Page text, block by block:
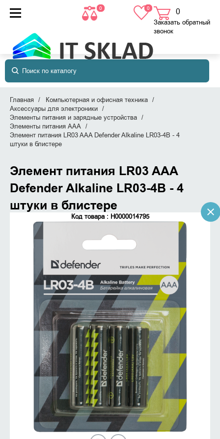
0 0 0
в корзине
Заказать обратный
звонок
Главная
Компьютерная и офисная техника
Аксессуары для электроники
Элементы питания и зарядные устройства
Элементы питания AAА
Элемент питания LR03 AAA Defender Alkaline LR03-4B - 4
штуки в блистере
Элемент питания LR03 AAA
Defender Alkaline LR03-4B - 4
штуки в блистере
Код товара : Н0000014795